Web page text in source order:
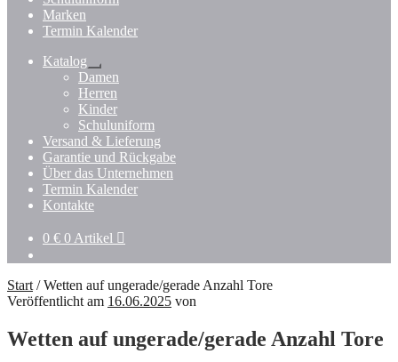
Marken
Termin Kalender
Katalog
Untermenü
öffnen
Damen
Herren
Kinder
Schuluniform
Versand & Lieferung
Garantie und Rückgabe
Über das Unternehmen
Termin Kalender
Kontakte
0 € 0 Artikel
Start /Wetten auf ungerade/gerade Anzahl Tore
Veröffentlicht am 16.06.2025 von
Wetten auf ungerade/gerade Anzahl Tore